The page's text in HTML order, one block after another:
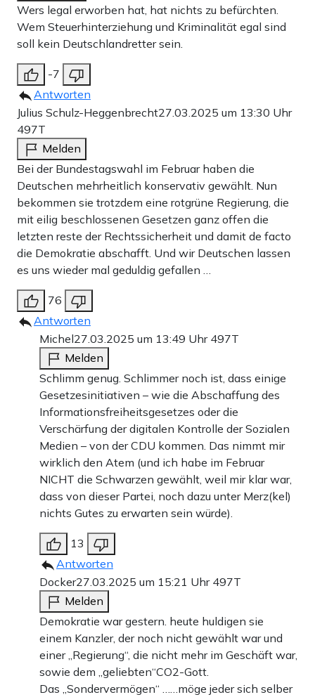
Wers legal erworben hat, hat nichts zu befürchten.
Wem Steuerhinterziehung und Kriminalität egal sind
soll kein Deutschlandretter sein.
-7
Antworten
Julius Schulz-Heggenbrecht27.03.2025 um 13:30 Uhr
497T
Melden
Bei der Bundestagswahl im Februar haben die
Deutschen mehrheitlich konservativ gewählt. Nun
bekommen sie trotzdem eine rotgrüne Regierung, die
mit eilig beschlossenen Gesetzen ganz offen die
letzten reste der Rechtssicherheit und damit de facto
die Demokratie abschafft. Und wir Deutschen lassen
es uns wieder mal geduldig gefallen …
76
Antworten
Michel27.03.2025 um 13:49 Uhr 497T
Melden
Schlimm genug. Schlimmer noch ist, dass einige
Gesetzesinitiativen – wie die Abschaffung des
Informationsfreiheitsgesetzes oder die
Verschärfung der digitalen Kontrolle der Sozialen
Medien – von der CDU kommen. Das nimmt mir
wirklich den Atem (und ich habe im Februar
NICHT die Schwarzen gewählt, weil mir klar war,
dass von dieser Partei, noch dazu unter Merz(kel)
nichts Gutes zu erwarten sein würde).
13
Antworten
Docker27.03.2025 um 15:21 Uhr 497T
Melden
Demokratie war gestern. heute huldigen sie
einem Kanzler, der noch nicht gewählt war und
einer „Regierung“, die nicht mehr im Geschäft war,
sowie dem „geliebten“CO2-Gott.
Das „Sondervermögen“ ……möge jeder sich selber